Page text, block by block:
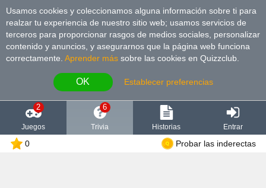
Usamos cookies y coleccionamos alguna información sobre ti para
realzar tu experiencia de nuestro sitio web; usamos servicios de
terceros para proporcionar rasgos de medios sociales, personalizar
contenido y anuncios, y asegurarnos que la página web funciona
correctamente. Aprender más sobre las cookies en Quizzclub.
OK Establecer preferencias
2
Juegos
6
Trivia Historias Entrar
0 Probar las inderectas